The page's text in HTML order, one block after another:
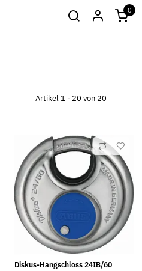
0
Artikel 1 - 20 von 20
Diskus-Hangschloss 24IB/60